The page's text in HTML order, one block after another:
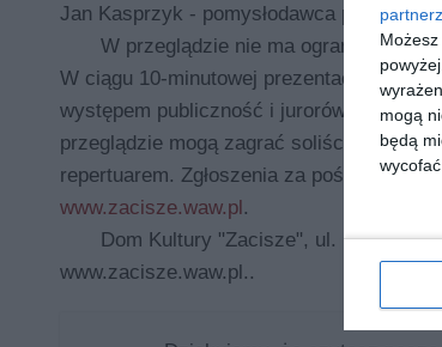
mogą
będą
Jan Kasprzyk - pomysłodawca przeglądu.
W przeglądzie nie ma ograniczeń
W ciągu 10-minutowej prezentacji
występem publiczność i jurorów. Komu
przeglądzie mogą zagrać soliści i
repertuarem. Zgłoszenia za
www.zacisze.waw.pl.
Dom Kultury "Zacisze", ul. Blokowa
www.zacisze.waw.pl..